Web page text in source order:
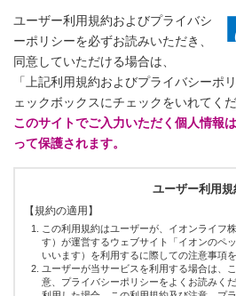
ユーザー利用規約およびプライバシ
ーポリシーを必ずお読みいただき、
同意していただける場合は、
「上記利用規約およびプライバシーポ
ェックボックスにチェックをいれてくだ
このサイトでご入力いただく個人情報
って保護されます。
ユーザー利用規
【規約の適用】
この利用規約はユーザーが、イオンライフ
す）が運営するウェブサイト「イオンのペ
いいます）を利用するに際しての注意事項
ユーザーが当サービスを利用する場合は、
意、プライバシーポリシーをよくお読みく